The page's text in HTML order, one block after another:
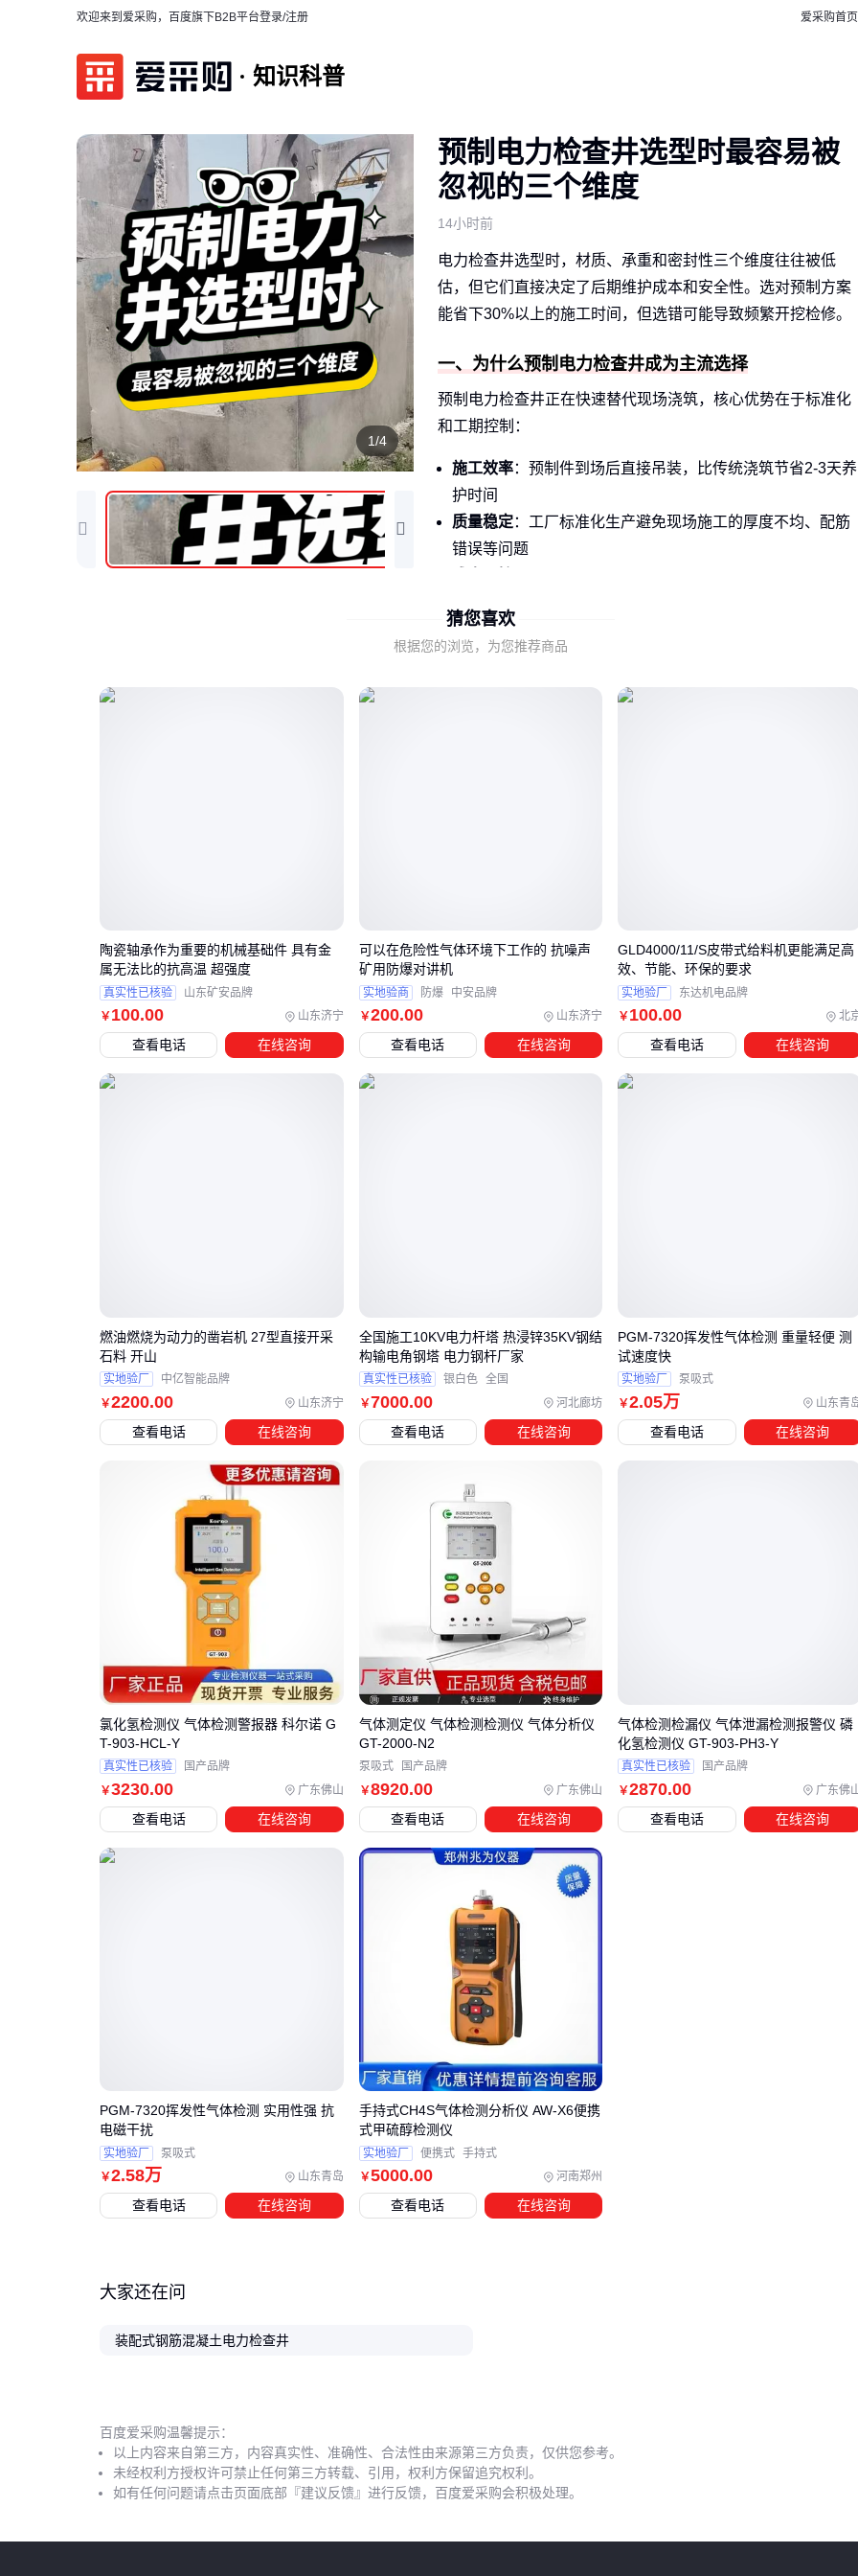
欢迎来到爱采购，百度旗下B2B平台登录/注册 爱采购首页
知识科普
1/4
预制电力检查井选型时最容易被
忽视的三个维度
14小时前
电力检查井选型时，材质、承重和密封性三个维度往往被低
估，但它们直接决定了后期维护成本和安全性。选对预制方案
能省下30%以上的施工时间，但选错可能导致频繁开挖检修。
一、为什么预制电力检查井成为主流选择
预制电力检查井正在快速替代现场浇筑，核心优势在于标准化
和工期控制：
施工效率：预制件到场后直接吊装，比传统浇筑节省2-3天养
护时间
质量稳定：工厂标准化生产避免现场施工的厚度不均、配筋
错误等问题
目前主流采用三类材质，应对不同场景：
PE材质适合腐蚀性土壤，PE电力检查井
：工作温度-40℃~150℃，适合温差大地区，
安装时需防磕碰
水泥电力检查井
：抗压强度C30以上，但自重过大需机械
：其实是PE材质细分，部分厂商混淆概念
通过对比表格快速锁定候选方案：
场景 首选材质 备选方案；避坑要点
电缆沟检修 玻璃钢 PE；检查爬梯承重
车行道下方
化工园区
老旧小区改
造
轻型PE
对于特殊场景的选型建议：
地下电力检查井
：必须带防水翼环，防止地下水渗入
冻土地区：选择壁厚≥8mm的玻璃钢或加筋PE
高盐碱地：避免使用金属紧固件，改用FRP材质
预制件选型还要看接口匹配度：
圆形井筒适配DN110~DN200管线
矩形井适合多管线交汇，但需要定制过渡件
电缆检查井
结论：先确定管线布局和土壤特性，再反推检查井参数。
四、安装预制电力检查井还需要哪些配件
主井体安装后，这些配套设备直接影响使用体验：
安全进出系统
标准检查井爬梯
镀锌钢材质比不锈钢更防滑
井筒接缝处要用弹性密封胶
投入使用后最易忽视的三个维护盲区：
猜您喜欢
根据您的浏览，为您推荐商品
￥ 100.00 山东济宁
陶瓷轴承作为重要的机械基础件 具有金
属无法比的抗高温 超强度
真实性已核验 山东矿安品牌
查看电话 在线咨询
￥200.00 山东济宁
可以在危险性气体环境下工作的 抗噪声
矿用防爆对讲机
实地验商 防爆 中安品牌
查看电话 在线咨询
￥ 100.00 北
GLD4000/11/S皮带式给料机更能满足高
效、节能、环保的要求
实地验厂 东达机电品牌
查看电话 在线咨询
￥2200.00 山东济宁
燃油燃烧为动力的凿岩机 27型直接开采
石料 开山
实地验厂 中亿智能品牌
查看电话 在线咨询
￥7000.00 河北廊坊
全国施工10KV电力杆塔 热浸锌35KV钢结
构输电角钢塔 电力钢杆厂家
真实性已核验 银白色 全国
查看电话 在线咨询
￥2.05万 山东青
PGM-7320挥发性气体检测 重量轻便 测
试速度快
实地验厂 泵吸式
查看电话 在线咨询
￥3230.00 广东佛山
氯化氢检测仪 气体检测警报器 科尔诺 G
T-903-HCL-Y
真实性已核验 国产品牌
查看电话 在线咨询
￥8920.00 广东佛山
气体测定仪 气体检测检测仪 气体分析仪
GT-2000-N2
泵吸式 国产品牌
查看电话 在线咨询
￥2870.00 广东佛
气体检测检漏仪 气体泄漏检测报警仪 磷
化氢检测仪 GT-903-PH3-Y
真实性已核验 国产品牌
查看电话 在线咨询
￥2.58万 山东青岛
PGM-7320挥发性气体检测 实用性强 抗
电磁干扰
实地验厂 泵吸式
查看电话 在线咨询
￥5000.00 河南郑州
手持式CH4S气体检测分析仪 AW-X6便携
式甲硫醇检测仪
实地验厂 便携式 手持式
查看电话 在线咨询
大家还在问
装配式钢筋混凝土电力检查井
百度爱采购温馨提示：
以上内容来自第三方，内容真实性、准确性、合法性由来源第三方负责，仅供您参考。
未经权利方授权许可禁止任何第三方转载、引用，权利方保留追究权利。
如有任何问题请点击页面底部『建议反馈』进行反馈，百度爱采购会积极处理。